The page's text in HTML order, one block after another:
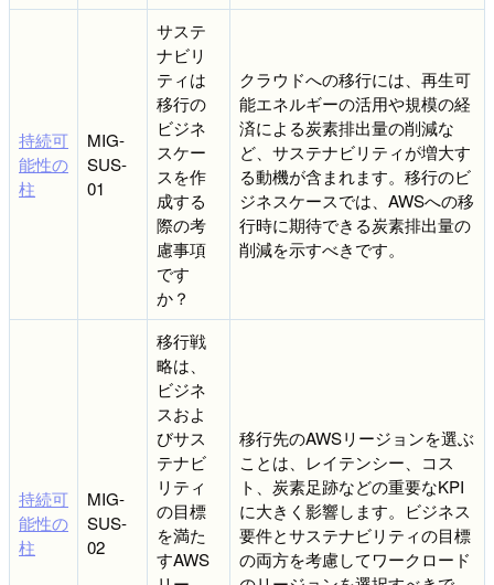
持続可
能性の
柱
MIG-
SUS-
01
サステ
ナビリ
ティは
移行の
ビジネ
スケー
スを作
成する
際の考
慮事項
です
か？
クラウドへの移行には、再生可
能エネルギーの活用や規模の経
済による炭素排出量の削減な
ど、サステナビリティが増大す
る動機が含まれます。移行のビ
ジネスケースでは、AWSへの移
行時に期待できる炭素排出量の
削減を示すべきです。
持続可
能性の
柱
MIG-
SUS-
02
移行戦
略は、
ビジネ
スおよ
びサス
テナビ
リティ
の目標
を満た
すAWS
移行先のAWSリージョンを選ぶ
ことは、レイテンシー、コス
ト、炭素足跡などの重要なKPI
に大きく影響します。ビジネス
要件とサステナビリティの目標
の両方を考慮してワークロード